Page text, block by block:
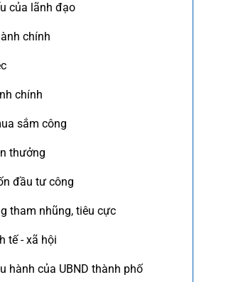
của lãnh đạo
chính
chính
sắm công
thưởng
đầu tư công
tham nhũng, tiêu cực
tế - xã hội
hành của UBND thành phố